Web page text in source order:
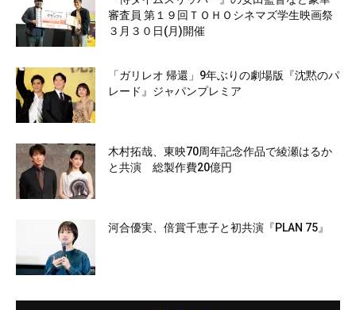
審査員 第１９回ＴＯＨＯシネマズ学生映画祭
３月３０日(月)開催
「ガリレオ 帰還」9年ぶりの劇場版『沈黙のパ
レード』ジャパンプレミア
木村拓哉、東映70周年記念作品で綾瀬はるか
と共演 総製作費20億円
河合優実、倍賞千恵子と初共演『PLAN 75』